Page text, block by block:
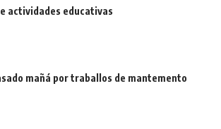
actividades educativas
mañá por traballos de mantemento